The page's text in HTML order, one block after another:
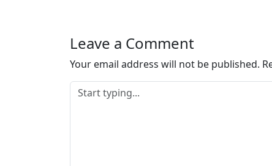
g
…
Leave a Comment
Your email address will not be published.